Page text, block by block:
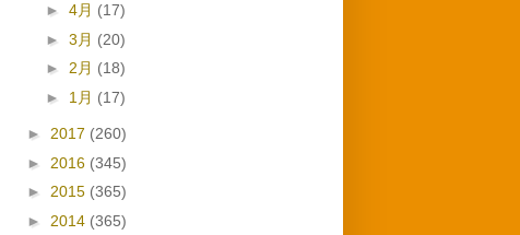
► 4月 (17)
► 3月 (20)
► 2月 (18)
► 1月 (17)
► 2017 (260)
► 2016 (345)
► 2015 (365)
► 2014 (365)